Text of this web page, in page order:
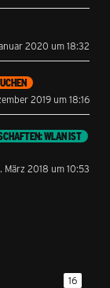
2020 um 18:32
2019 um 18:16
WLAN IST
März 2018 um 10:53
16